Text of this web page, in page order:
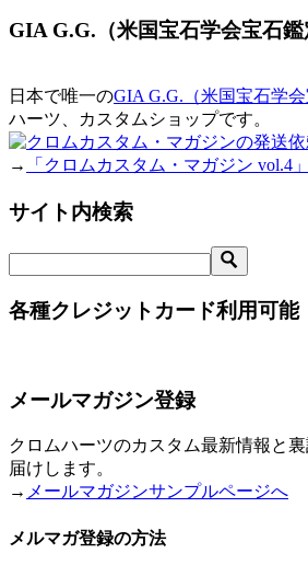
GIA G.G.（米国宝石学会宝石鑑
日本で唯一のGIA G.G.（米国宝石学会
ハーツ、カスタムショップです。
→ 「クロムカスタム・マガジン vol.4
サイト内検索
各種クレジットカード利用可能
メールマガジン登録
クロムハーツのカスタム最新情報と
届けします。
→ メールマガジンサンプルページへ
メルマガ登録の方法